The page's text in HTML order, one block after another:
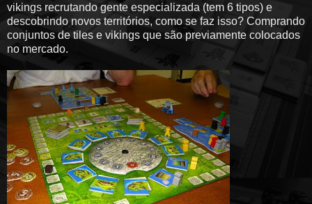
vikings recrutando gente especializada (tem 6 tipos) e
descobrindo novos territórios, como se faz isso? Comprando
conjuntos de tiles e vikings que são previamente colocados
no mercado.